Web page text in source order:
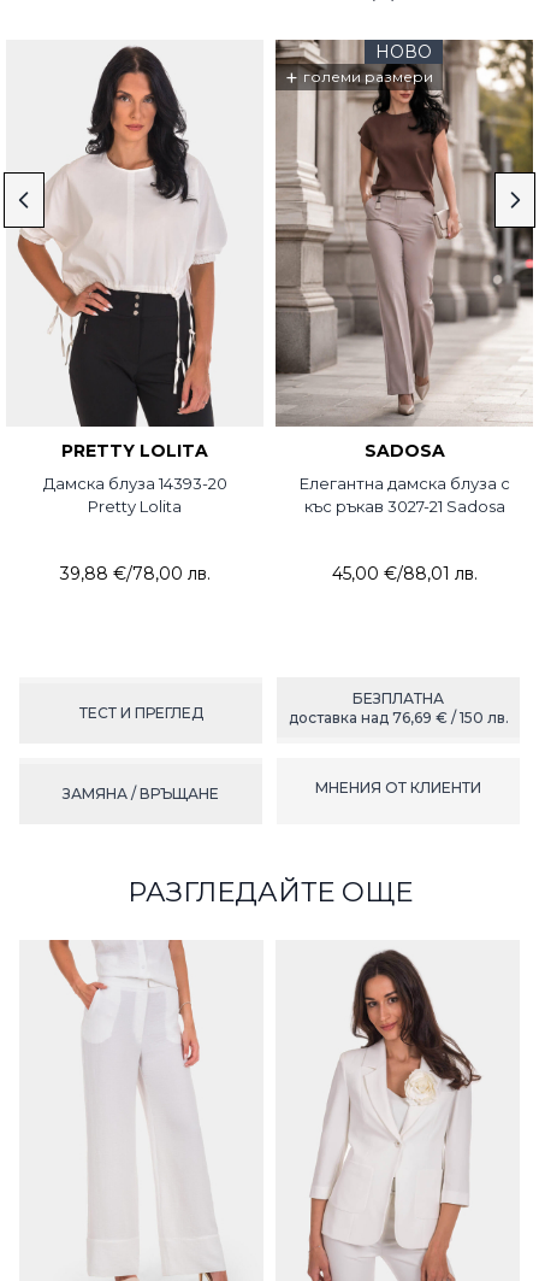
PRETTY LOLITA
Дамска блуза 14393-20
Pretty Lolita
39,88 €/78,00 лв.
НОВО
+ големи размери
SADOSA
Елегантна дамска блуза с
къс ръкав 3027-21 Sadosa
45,00 €/88,01 лв.
ТЕСТ И ПРЕГЛЕД
БЕЗПЛАТНА
доставка над 76,69 € / 150 лв.
ЗАМЯНА / ВРЪЩАНЕ МНЕНИЯ ОТ КЛИЕНТИ
РАЗГЛЕДАЙТЕ ОЩЕ